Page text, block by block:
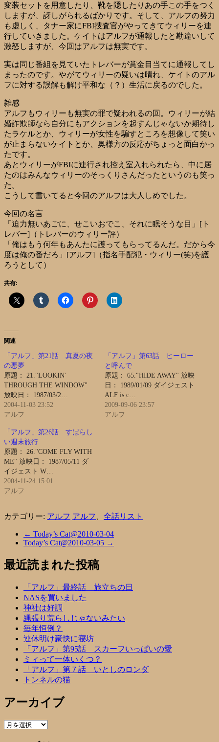
変装セットを用意したり、靴を隠したりあの手この手をつく
しますが、訝しがられるばかりです。そして、アルフの努力
も虚しく、タナー家にFBI捜査官がやってきてウィリーを連
行していきました。ケイトはアルフが通報したと勘違いして
激怒しますが、今回はアルフは無実です。
実は同じ番組を見ていたトレバーが賞金目当てに通報してし
まったのです。やがてウィリーの疑いは晴れ、ケイトのアル
フに対する誤解も解け平和な（？）生活に戻るのでした。
雑感
アルフもウィリーも無実の罪で疑われるの回。ウィリーが結
婚詐欺師なら自分にもアクションを起すんじゃないか期待し
たラケルとか、ウィリーが女性を騙すところを想像して笑い
が止まらないケイトとか、奥様方の反応がちょっと面白かっ
たです。
あとウィリーがFBIに連行され控え室入れられたら、中に居
たのはみんなウィリーのそっくりさんだったというのも笑っ
た。
こうして書いてると今回のアルフは大人しめでした。
今回の名言
「迫力無いあごに、せこいおでこ、それに眠そうな目」[ト
レバー]（トレバーのウィリー評）
「俺はもう何年もあんたに護ってもらってるんだ。だから今
度は俺の番だろ」[アルフ]（指名手配犯・ウィリー(笑)を護
ろうとして）
共有:
関連
「アルフ」第21話 真夏の夜
の悪夢
原題： 21."LOOKIN'
THROUGH THE WINDOW"
放映日： 1987/03/2…
2004-11-03 23:52
アルフ
「アルフ」第63話 ヒーロー
と呼んで
原題： 65."HIDE AWAY" 放映
日： 1989/01/09 ダイジェスト
ALF is c…
2009-09-06 23:57
アルフ
「アルフ」第26話 すばらし
い週末旅行
原題： 26."COME FLY WITH
ME" 放映日： 1987/05/11 ダ
イジェスト W…
2004-11-24 15:01
アルフ
カテゴリー: アルフ アルフ 全話リスト
← Today’s Cat@2010-03-04
Today’s Cat@2010-03-05 →
最近読まれた投稿
「アルフ」最終話 旅立ちの日
NASを買いました
神社は好調
縄張り荒らしじゃないみたい
毎年恒例？
連休明け豪快に寝坊
「アルフ」第95話 スカーフいっぱいの愛
ミィって一体いくつ？
「アルフ」第７話 いとしのロンダ
トンネルの猫
アーカイブ
ア